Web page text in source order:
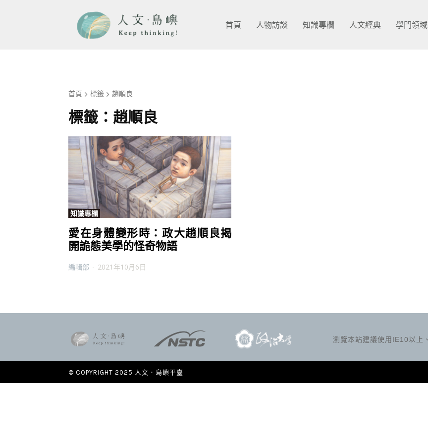
首頁 人物訪談 知識專欄 人文經典 學門領域
首頁 標籤 趙順良
標籤： 趙順良
知識專欄
愛在身體變形時：政大趙順良揭
開詭態美學的怪奇物語
編輯部 - 2021年10月6日
瀏覽本站建議使用IE10以
© COPYRIGHT 2025 人文．島嶼平臺